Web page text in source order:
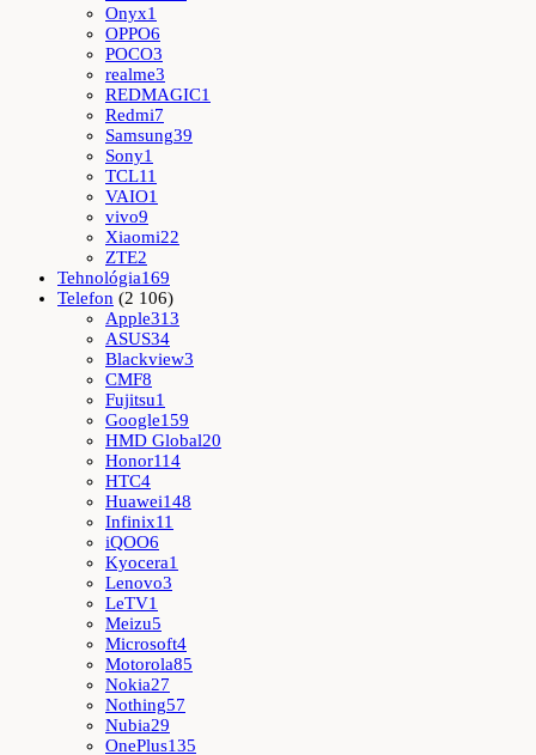
Onyx1
OPPO6
POCO3
realme3
REDMAGIC1
Redmi7
Samsung39
Sony1
TCL11
VAIO1
vivo9
Xiaomi22
ZTE2
Tehnológia169
Telefon (2 106)
Apple313
ASUS34
Blackview3
CMF8
Fujitsu1
Google159
HMD Global20
Honor114
HTC4
Huawei148
Infinix11
iQOO6
Kyocera1
Lenovo3
LeTV1
Meizu5
Microsoft4
Motorola85
Nokia27
Nothing57
Nubia29
OnePlus135